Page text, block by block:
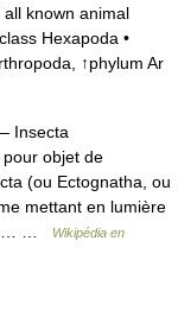
known animal
Hexapoda •
↑phylum Ar
Insecta
objet de
(ou Ectognatha, ou
mettant en lumière
…
Wikipédia en